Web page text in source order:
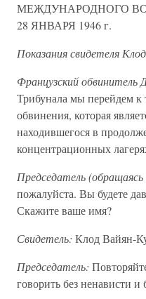
МЕЖДУНАРОДНОГО
28 ЯНВАРЯ 1946 г.
Показания свидетеля
Французский обвинитель
Трибунала мы перейдем к
обвинения, которая
находившегося в
концентрационных
Председатель
пожалуйста. Вы будете
Скажите ваше имя?
Свидетель: Клод Вайян-
Председатель:
говорить без ненависти и